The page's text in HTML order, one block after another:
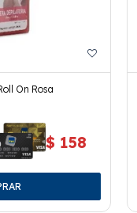
On Rosa
$ 158